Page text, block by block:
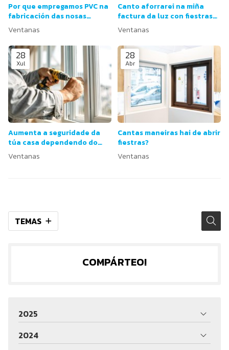
TEMAS
Por que empregamos PVC na
fabricación das nosas
fiestras?
Ventanas
Canto aforrarei na miña
factura da luz con fiestras
máis eficientes?
Ventanas
28
Xul
Aumenta a seguridade da
túa casa dependendo do
tipo de xanela.
Ventanas
28
Abr
Cantas maneiras hai de abrir
fiestras?
Ventanas
COMPÁRTEO!
2025
2024